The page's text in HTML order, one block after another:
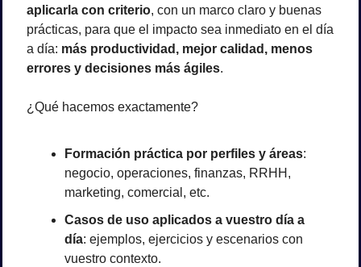
aplicarla con criterio, con un marco claro y buenas
prácticas, para que el impacto sea inmediato en el día
a día: más productividad, mejor calidad, menos
errores y decisiones más ágiles.
¿Qué hacemos exactamente?
Formación práctica por perfiles y áreas:
negocio, operaciones, finanzas, RRHH,
marketing, comercial, etc.
Casos de uso aplicados a vuestro día a
día: ejemplos, ejercicios y escenarios con
vuestro contexto.